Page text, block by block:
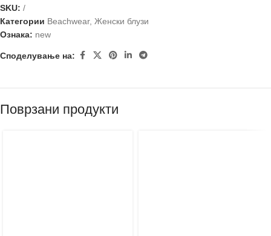
SKU: /
Категории Beachwear, Женски блузи
Ознака: new
Споделување на:
Поврзани продукти